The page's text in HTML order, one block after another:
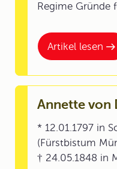
Artikel lesen
Regime Gründe
Annette von
* 12.01.1797 in
(Fürstbistum
† 24.05.1848 in